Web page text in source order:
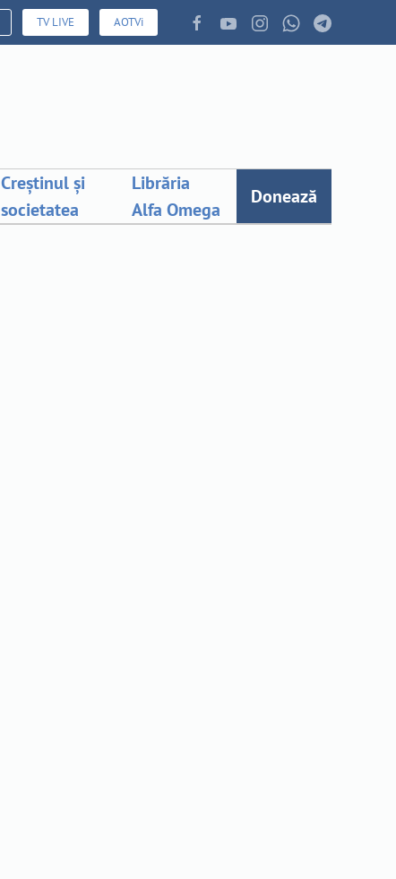
TV LIVE AOTVi
Creștinul și
societatea
Librăria
Alfa Omega
Donează